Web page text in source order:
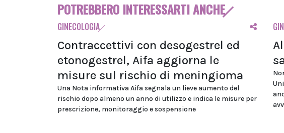
POTREBBERO INTERESSARTI ANCHE
GINECOLOGIA
Contraccettivi con desogestrel ed
etonogestrel, Aifa aggiorna le
misure sul rischio di meningioma
Una Nota informativa Aifa segnala un lieve aumento del
rischio dopo almeno un anno di utilizzo e indica le misure per
prescrizione, monitoraggio e sospensione